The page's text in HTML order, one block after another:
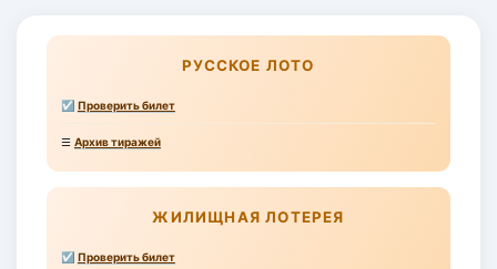
РУССКОЕ ЛОТО
☑ Проверить билет
☰ Архив тиражей
ЖИЛИЩНАЯ ЛОТЕРЕЯ
☑ Проверить билет